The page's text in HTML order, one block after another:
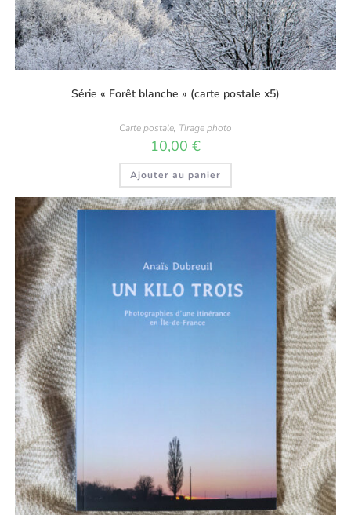
Série « Forêt blanche » (carte postale x5)
Carte postale, Tirage photo
10,00 €
Ajouter au panier